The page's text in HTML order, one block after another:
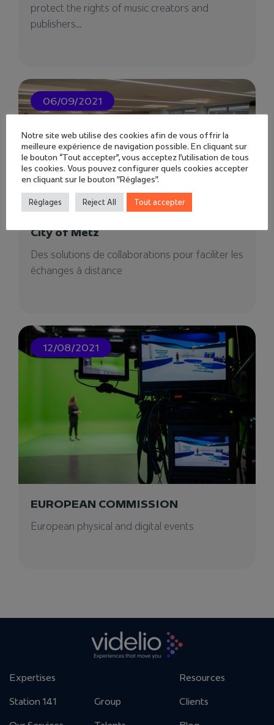
protect the rights of music creators and
publishers...
06/09/2021
City of Metz
Des solutions de collaborations pour faciliter les
échanges à distance
12/08/2021
EUROPEAN COMMISSION
European physical and digital events
Expertises
Station 141 Group
Resources
Clients
Notre site web utilise des cookies afin de vous offrir la
meilleure expérience de navigation possible. En cliquant sur
le bouton “Tout accepter”, vous acceptez l'utilisation de tous
les cookies. Vous pouvez configurer quels cookies accepter
en cliquant sur le bouton "Réglages".
Réglages Reject All Tout accepter